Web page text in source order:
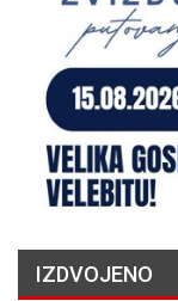
IZDVOJENO